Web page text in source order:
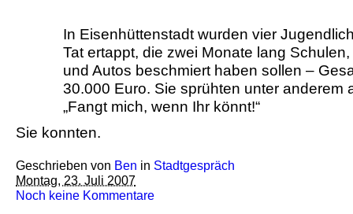
In Eisenhüttenstadt wurden vier
Tat ertappt, die zwei Monate lang
und Autos beschmiert haben sollen –
30.000 Euro. Sie sprühten unter anderem
„Fangt mich, wenn Ihr könnt!“
Sie konnten.
Geschrieben von Ben in Stadtgespräch
Montag, 23. Juli 2007
Noch keine Kommentare